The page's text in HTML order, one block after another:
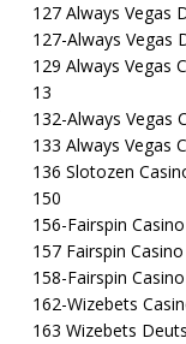
127 Always Vegas
127-Always Vegas
129 Always Vegas
13
132-Always Vegas
133 Always Vegas
136 Slotozen
150
156-Fairspin Casino
157 Fairspin
158-Fairspin Casino
162-Wizebets
163 Wizebets